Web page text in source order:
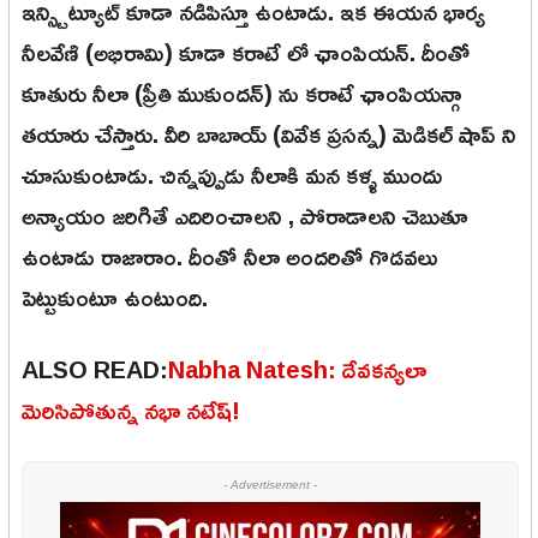
ఇన్స్టిట్యూట్ కూడా నడిపిస్తూ ఉంటాడు. ఇక ఈయన భార్య
నీలవేణి (అభిరామి) కూడా కరాటే లో ఛాంపియన్. దీంతో
కూతురు నీలా (ప్రీతి ముకుందన్) ను కరాటే ఛాంపియన్గా
తయారు చేస్తారు. వీరి బాబాయ్ (వివేక ప్రసన్న) మెడికల్ షాప్ ని
చూసుకుంటాడు. చిన్నప్పుడు నీలాకి మన కళ్ళ ముందు
అన్యాయం జరిగితే ఎదిరించాలని , పోరాడాలని చెబుతూ
ఉంటాడు రాజారాం. దీంతో నీలా అందరితో గొడవలు
పెట్టుకుంటూ ఉంటుంది.
ALSO READ:Nabha Natesh: దేవకన్యలా
మెరిసిపోతున్న నభా నటేష్!
- Advertisement -